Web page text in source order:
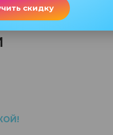
скидку